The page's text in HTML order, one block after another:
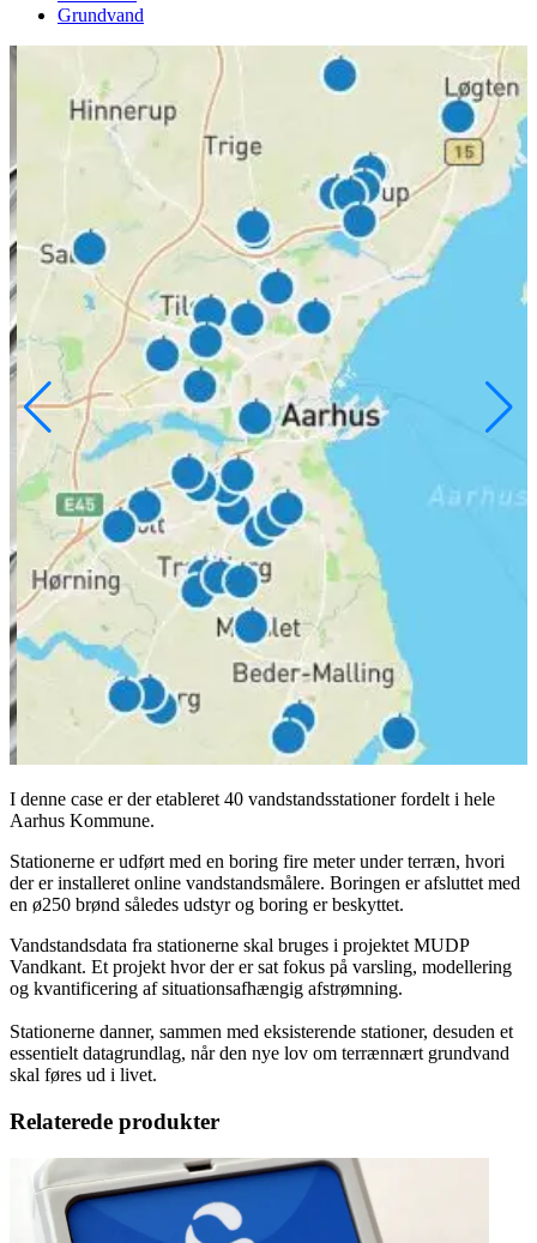
Grundvand
I denne case er der etableret 40 vandstandsstationer fordelt i hele
Aarhus Kommune.
Stationerne er udført med en boring fire meter under terræn, hvori
der er installeret online vandstandsmålere. Boringen er afsluttet med
en ø250 brønd således udstyr og boring er beskyttet.
Vandstandsdata fra stationerne skal bruges i projektet MUDP
Vandkant. Et projekt hvor der er sat fokus på varsling, modellering
og kvantificering af situationsafhængig afstrømning.
Stationerne danner, sammen med eksisterende stationer, desuden et
essentielt datagrundlag, når den nye lov om terrænnært grundvand
skal føres ud i livet.
Relaterede produkter